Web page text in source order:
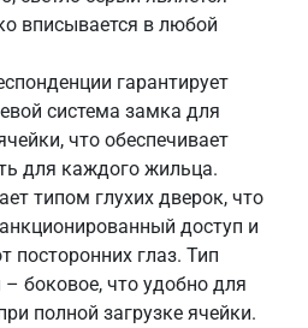
вписывается в любой
гарантирует
система замка для
что обеспечивает
для каждого жильца.
типом глухих дверок, что
доступ и
посторонних глаз. Тип
боковое, что удобно для
полной загрузке ячейки.